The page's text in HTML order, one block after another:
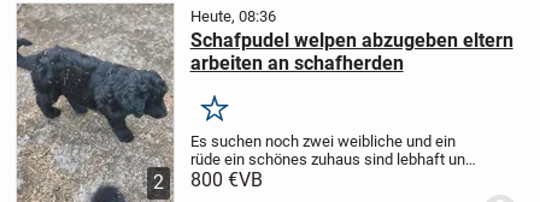
2
Heute, 08:36
Schafpudel welpen abzugeben eltern
arbeiten an schafherden
Merken
Es suchen noch zwei weibliche und ein
rüde ein schönes zuhaus sind lebhaft und
karakter stark eltern arbeiten an grosen
800 €VB